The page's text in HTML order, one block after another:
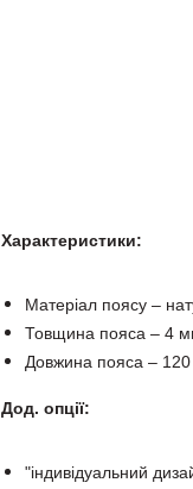
Характеристики:
Матеріал поясу –
Товщина пояса – 4
Довжина пояса –
Дод. опції:
"індивідуальний